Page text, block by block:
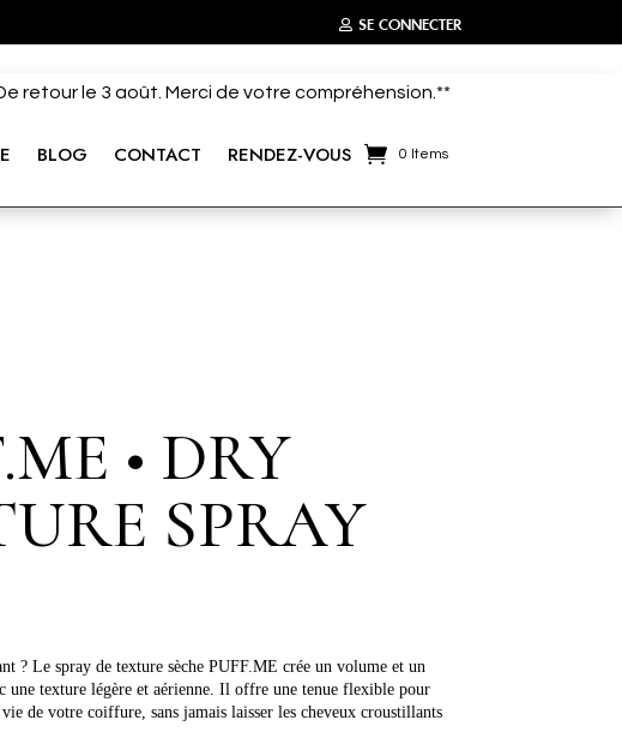
SE CONNECTER
retour le 3 août. Merci de votre compréhension.**
BLOG CONTACT RENDEZ-VOUS 0 Items
• DRY
SPRAY
? Le spray de texture sèche PUFF.ME crée un volume et un
une texture légère et aérienne. Il offre une tenue flexible pour
de votre coiffure, sans jamais laisser les cheveux croustillants